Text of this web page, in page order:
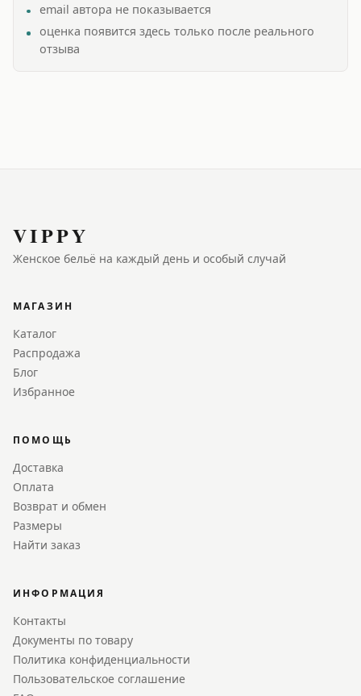
email автора не показывается
оценка появится здесь только после реального
отзыва
VIPPY
Женское бельё на каждый день и особый случай
МАГАЗИН
Каталог
Распродажа
Блог
Избранное
ПОМОЩЬ
Доставка
Оплата
Возврат и обмен
Размеры
Найти заказ
ИНФОРМАЦИЯ
Контакты
Документы по товару
Политика конфиденциальности
Пользовательское соглашение